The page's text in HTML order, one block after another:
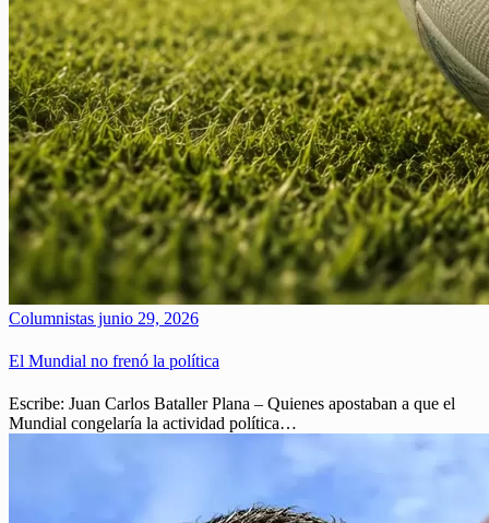
Columnistas junio 29, 2026
El Mundial no frenó la política
Escribe: Juan Carlos Bataller Plana – Quienes apostaban a que el
Mundial congelaría la actividad política…